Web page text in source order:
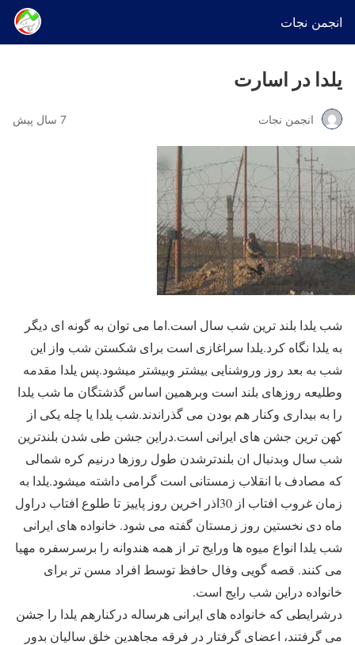
انجمن نجات
یلدا در اسارت
انجمن نجات 7 سال پیش
شب یلدا بلند ترین شب سال است.اما می توان به گونه ای دیگر
به یلدا نگاه کرد.یلدا سراغازی است برای شکستن شب واز این
شب به بعد روز وروشنایی بیشتر وبیشتر میشود.پس یلدا مقدمه
وطلیعه روزهای بلند است وبرهمین اساس گذشتگان ما شب یلدا
را به بیداری وکنار هم بودن می گذراندند.شب یلدا یا چله یکی از
کهن ترین جشن های ایرانی است.دراین جشن طی شدن بلندترین
شب سال وبدنبال ان بلندترشدن طول روزها درنیم کره شمالی
که مصادف با انقلاب زمستانی است گرامی داشته میشود.یلدا به
زمان غروب افتاب از 30اذر اخرین روز پاییز تا طلوع افتاب دراول
ماه دی نخستین روز زمستان گفته می شود. خانواده های ایرانی
شب یلدا انواع میوه ها ورایج تر از همه هندوانه را برسرسفره مهیا
می کنند. قصه گویی وفال حافظ توسط افراد مسن تر برای
خانواده دراین شب رایج است.
درشرایطی که خانواده های ایرانی هرساله درکنارهم یلدا را جشن
می گرفتند، اعضای گرفتار در فرقه مجاهدین خلق سالیان بدور